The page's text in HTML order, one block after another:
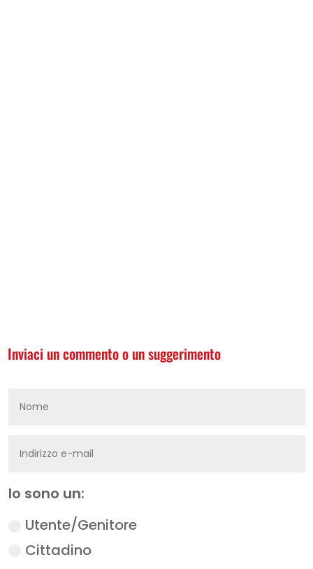
Inviaci un commento o un suggerimento
Io sono un:
Utente/Genitore
Cittadino